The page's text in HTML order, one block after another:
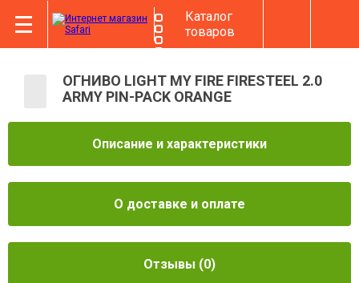
Каталог
товаров
ОГНИВО LIGHT MY FIRE FIRESTEEL 2.0
ARMY PIN-PACK ORANGE
Описание и характеристики
О доставке и оплате
Отзывы (0)